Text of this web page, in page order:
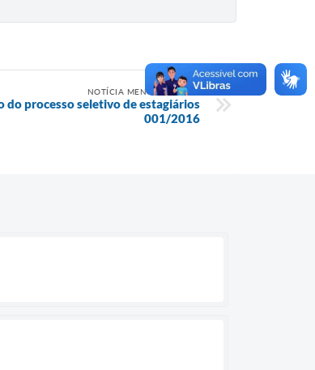
NOTÍCIA MENOS RECENTE
processo seletivo de estagiários
001/2016